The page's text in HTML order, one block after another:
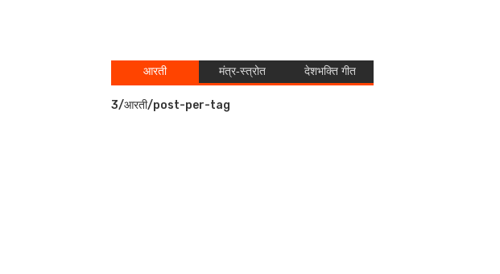
आरती मंत्र-स्त्रोत देशभक्ति गीत
3/आरती/post-per-tag